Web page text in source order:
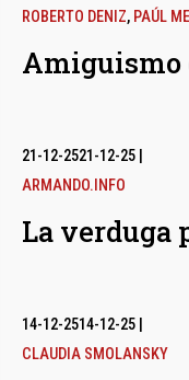
ROBERTO DENIZ, PAÚL
Amiguismo
21-12-2521-12-25
ARMANDO.INFO
La verduga
14-12-2514-12-25
CLAUDIA SMOLANSKY